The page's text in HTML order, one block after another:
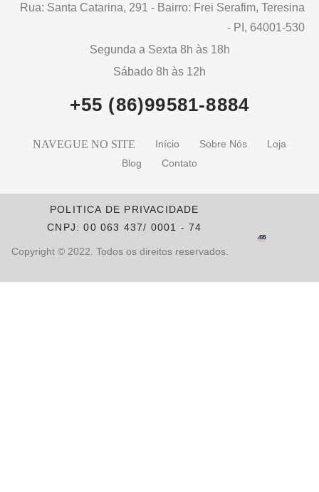
Rua: Santa Catarina, 291 - Bairro: Frei Serafim, Teresina
- PI, 64001-530
Segunda a Sexta 8h às 18h
Sábado 8h às 12h
+55 (86)99581-8884
NAVEGUE NO SITE Início Sobre Nós
Loja
Blog
Contato
POLITICA DE PRIVACIDADE
CNPJ: 00 063 437/ 0001 - 74
Copyright © 2022. Todos os direitos reservados.